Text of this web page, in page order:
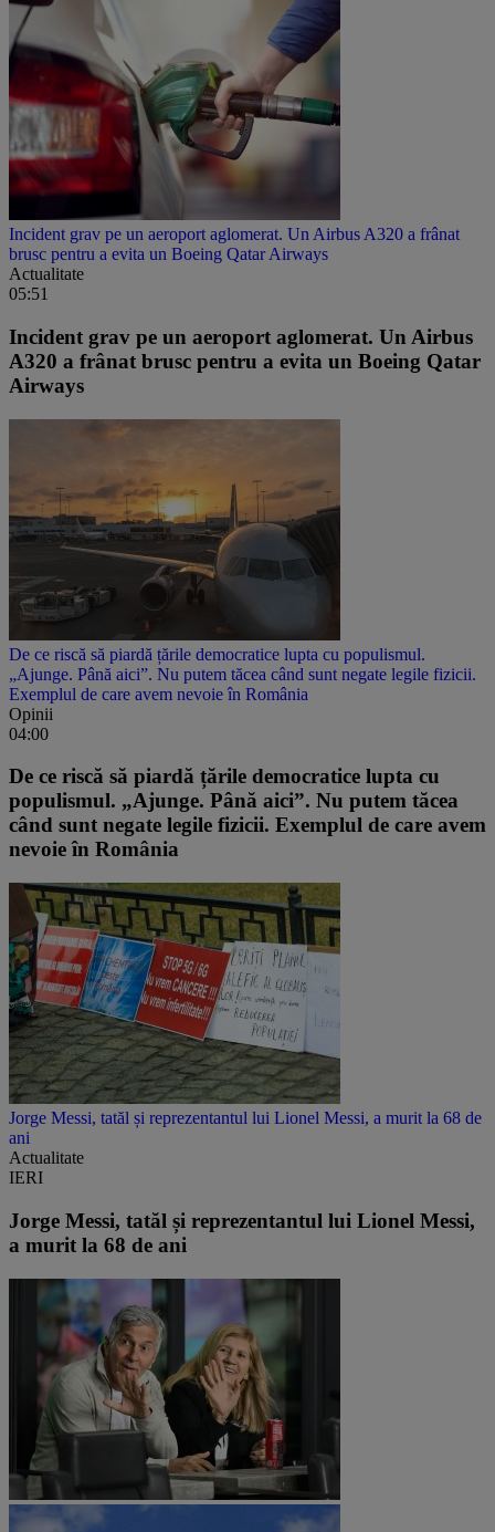
Incident grav pe un aeroport aglomerat. Un Airbus A320 a frânat
brusc pentru a evita un Boeing Qatar Airways
Actualitate
05:51
Incident grav pe un aeroport aglomerat. Un Airbus
A320 a frânat brusc pentru a evita un Boeing Qatar
Airways
De ce riscă să piardă țările democratice lupta cu populismul.
„Ajunge. Până aici”. Nu putem tăcea când sunt negate legile fizicii.
Exemplul de care avem nevoie în România
Opinii
04:00
De ce riscă să piardă țările democratice lupta cu
populismul. „Ajunge. Până aici”. Nu putem tăcea
când sunt negate legile fizicii. Exemplul de care avem
nevoie în România
Jorge Messi, tatăl și reprezentantul lui Lionel Messi, a murit la 68 de
ani
Actualitate
IERI
Jorge Messi, tatăl și reprezentantul lui Lionel Messi,
a murit la 68 de ani